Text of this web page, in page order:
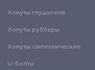
Хомуты глушителя
Хомуты рубберы
Хомуты сантехнические
U-болты